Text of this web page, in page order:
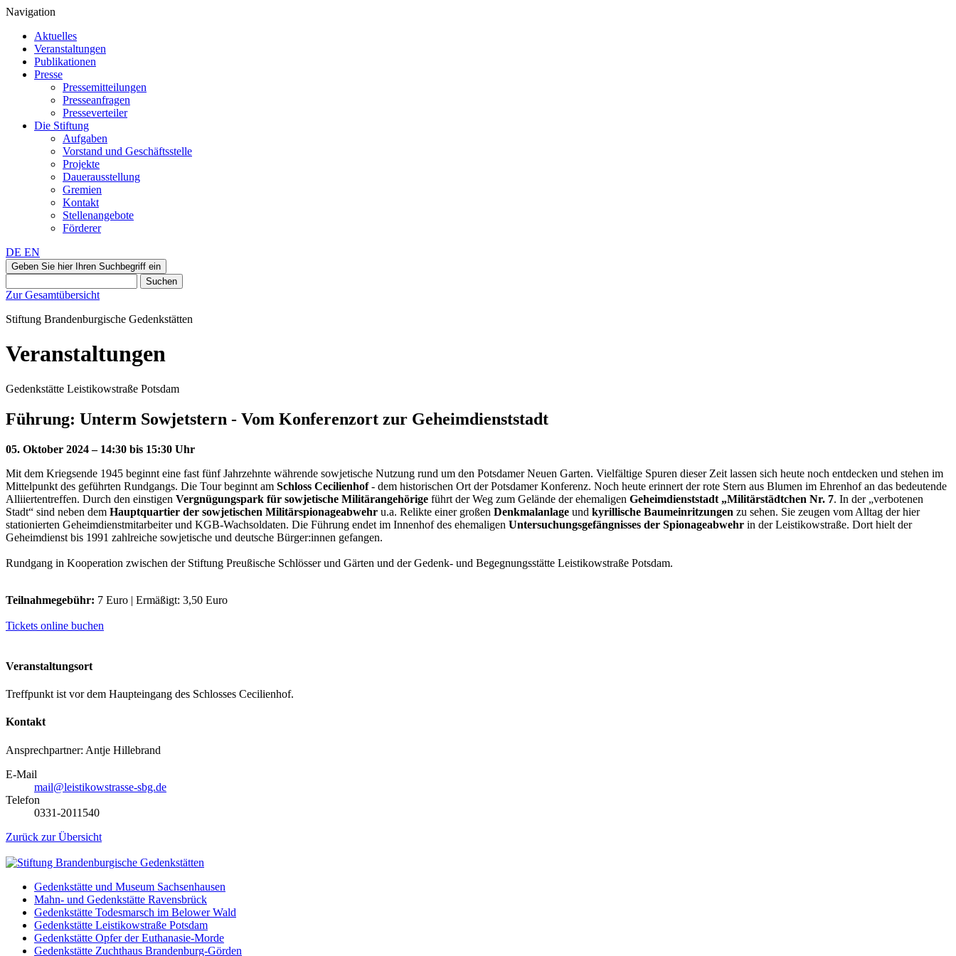
Navigation
Aktuelles
Veranstaltungen
Publikationen
Presse
Pressemitteilungen
Presseanfragen
Presseverteiler
Die Stiftung
Aufgaben
Vorstand und Geschäftsstelle
Projekte
Dauerausstellung
Gremien
Kontakt
Stellenangebote
Förderer
DE EN
Geben Sie hier Ihren Suchbegriff ein
Suchen
Zur Gesamtübersicht
Stiftung Brandenburgische Gedenkstätten
Veranstaltungen
Gedenkstätte Leistikowstraße Potsdam
Führung: Unterm Sowjetstern - Vom Konferenzort zur Geheimdienststadt
05. Oktober 2024 – 14:30 bis 15:30 Uhr
Mit dem Kriegsende 1945 beginnt eine fast fünf Jahrzehnte währende sowjetische Nutzung rund um den Potsdamer Neuen Garten. Vielfältige Spuren dieser Zeit lassen sich heute noch entdecken und stehen im
Mittelpunkt des geführten Rundgangs. Die Tour beginnt am Schloss Cecilienhof- dem historischen Ort der Potsdamer Konferenz. Noch heute erinnert der rote Stern aus Blumen im Ehrenhof an das bedeutende
Alliiertentreffen. Durch den einstigen Vergnügungspark für sowjetische Militärangehörige führt der Weg zum Gelände der ehemaligen Geheimdienststadt „Militärstädtchen Nr. 7. In der „verbotenen
Stadt“ sind neben dem Hauptquartier der sowjetischen Militärspionageabwehr u.a. Relikte einer großen Denkmalanlage und kyrillische Baumeinritzungen zu sehen. Sie zeugen vom Alltag der hier
stationierten Geheimdienstmitarbeiter und KGB-Wachsoldaten. Die Führung endet im Innenhof des ehemaligen Untersuchungsgefängnisses der Spionageabwehr in der Leistikowstraße. Dort hielt der
Geheimdienst bis 1991 zahlreiche sowjetische und deutsche Bürger:innen gefangen.
Rundgang in Kooperation zwischen der Stiftung Preußische Schlösser und Gärten und der Gedenk- und Begegnungsstätte Leistikowstraße Potsdam.
Teilnahmegebühr: 7 Euro | Ermäßigt: 3,50 Euro
Tickets online buchen
Veranstaltungsort
Treffpunkt ist vor dem Haupteingang des Schlosses Cecilienhof.
Kontakt
Ansprechpartner: Antje Hillebrand
E-Mail
mail@leistikowstrasse-sbg.de
Telefon
0331-2011540
Zurück zur Übersicht
Gedenkstätte und Museum Sachsenhausen
Mahn- und Gedenkstätte Ravensbrück
Gedenkstätte Todesmarsch im Belower Wald
Gedenkstätte Leistikowstraße Potsdam
Gedenkstätte Opfer der Euthanasie-Morde
Gedenkstätte Zuchthaus Brandenburg-Görden